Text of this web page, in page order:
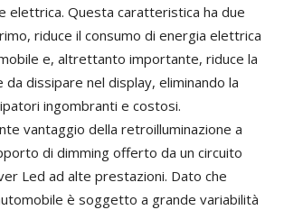
elettrica. Questa caratteristica ha due
riduce il consumo di energia elettrica
e, altrettanto importante, riduce la
da dissipare nel display, eliminando la
ingombranti e costosi.
vantaggio della retroilluminazione a
di dimming offerto da un circuito
Led ad alte prestazioni. Dato che
è soggetto a grande variabilità